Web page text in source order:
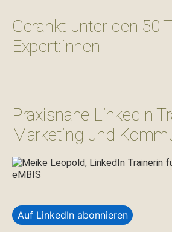
Gerankt unter den 50
Expert:innen
Praxisnahe LinkedIn
Marketing und
Auf LinkedIn abonnieren